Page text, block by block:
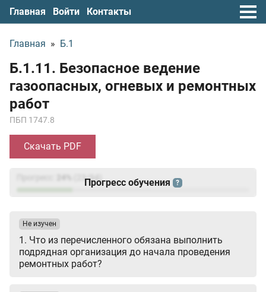
Главная Войти Контакты
Главная » Б.1
Б.1.11. Безопасное ведение
газоопасных, огневых и ремонтных
работ
ПБП 1747.8
Скачать PDF
23/94)
Прогресс обучения ?
1. Что из перечисленного обязана выполнить
подрядная организация до начала проведения
ремонтных работ?
Не изучен